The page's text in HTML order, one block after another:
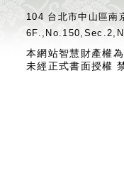
104 台北市中山區
本網站智慧財產權
未經正式書面授權